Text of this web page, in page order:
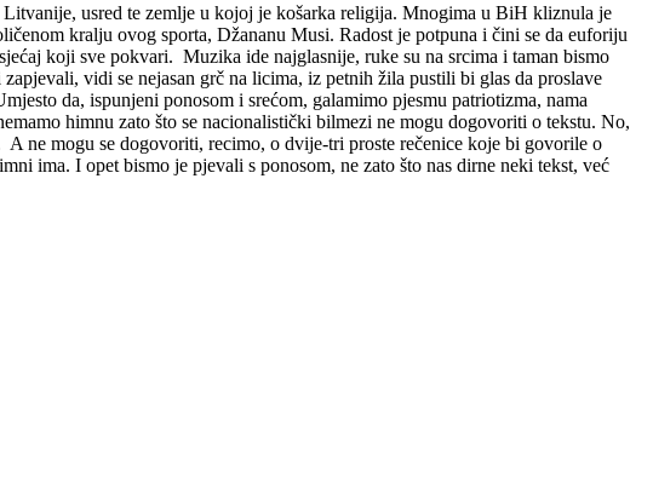
usred te zemlje u kojoj je košarka religija. Mnogima u BiH kliznula je
kralju ovog sporta, Džananu Musi. Radost je potpuna i čini se da euforiju
koji sve pokvari. Muzika ide najglasnije, ruke su na srcima i taman bismo
vidi se nejasan grč na licima, iz petnih žila pustili bi glas da proslave
da, ispunjeni ponosom i srećom, galamimo pjesmu patriotizma, nama
himnu zato što se nacionalistički bilmezi ne mogu dogovoriti o tekstu. No,
ne mogu se dogovoriti, recimo, o dvije-tri proste rečenice koje bi govorile o
ima. I opet bismo je pjevali s ponosom, ne zato što nas dirne neki tekst, već